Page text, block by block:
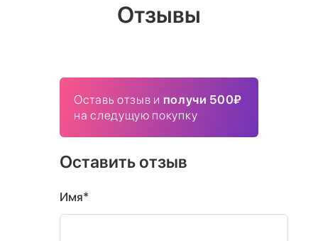
Отзывы
Оставь отзыв и получи 500₽
на следущую покупку
Оставить отзыв
Имя*